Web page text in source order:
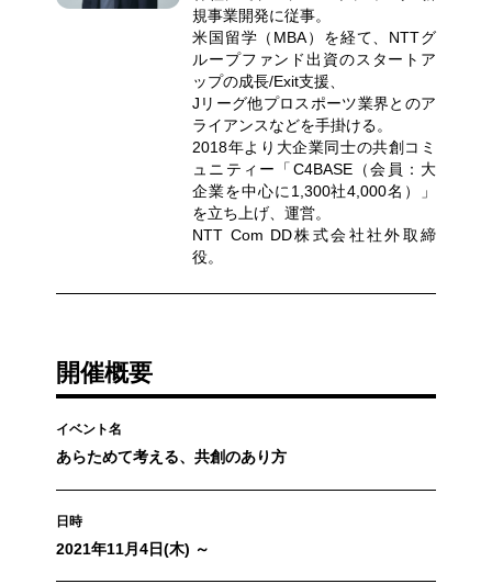
規事業開発に従事。
米国留学（MBA）を経て、NTTグ
ループファンド出資のスタートア
ップの成長/Exit支援、
Jリーグ他プロスポーツ業界とのア
ライアンスなどを手掛ける。
2018年より大企業同士の共創コミ
ュニティー「C4BASE（会員：大
企業を中心に1,300社4,000名）」
を立ち上げ、運営。
NTT Com DD株式会社社外取締
役。
開催概要
イベント名
あらためて考える、共創のあり方
日時
2021年11月4日(木) ～